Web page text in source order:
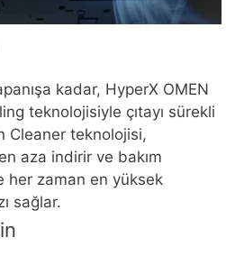
kadar, HyperX OMEN
teknolojisiyle çıtayı sürekli
Cleaner teknolojisi,
aza indirir ve bakım
her zaman en yüksek
sağlar.